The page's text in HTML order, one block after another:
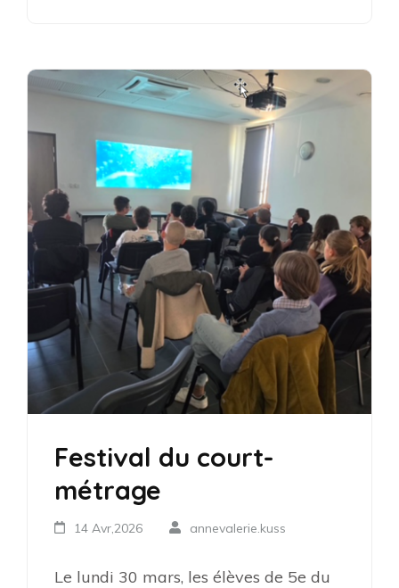
Festival du court-
métrage
14 Avr,2026 annevalerie.kuss
Le lundi 30 mars, les élèves de 5e du